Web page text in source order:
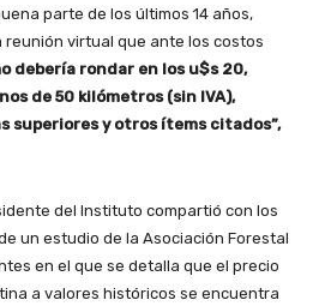
parte de los últimos 14 años,
virtual que ante los costos
debería rondar en los u$s 20,
de 50 kilómetros (sin IVA),
superiores y otros ítems citados”,
del Instituto compartió con los
un estudio de la Asociación Forestal
en el que se detalla que el precio
a valores históricos se encuentra